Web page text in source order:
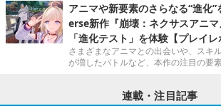
アニマや新要素のさらなる“進化
erse新作『崩壊：ネクサスアニ
「進化テスト」を体験【プレイレ
さまざまなアニマとの出会いや、スキ
が増したバトルなど、本作の注目の要
連載・注目記事